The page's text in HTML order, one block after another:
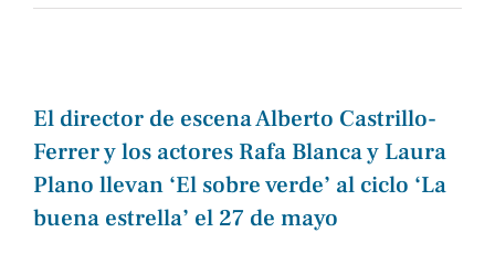
El director de escena Alberto Castrillo-
Ferrer y los actores Rafa Blanca y Laura
Plano llevan ‘El sobre verde’ al ciclo ‘La
buena estrella’ el 27 de mayo